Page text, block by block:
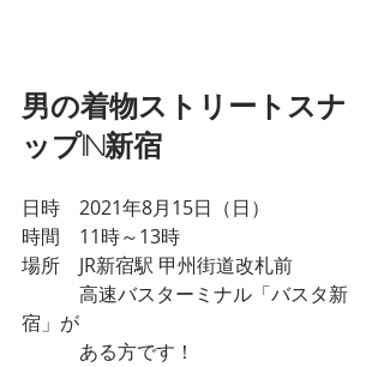
男の着物ストリートスナ
ップin新宿
日時　2021年8月15日（日）
時間　11時～13時
場所　JR新宿駅 甲州街道改札前
高速バスターミナル「バスタ新
宿」が
ある方です！